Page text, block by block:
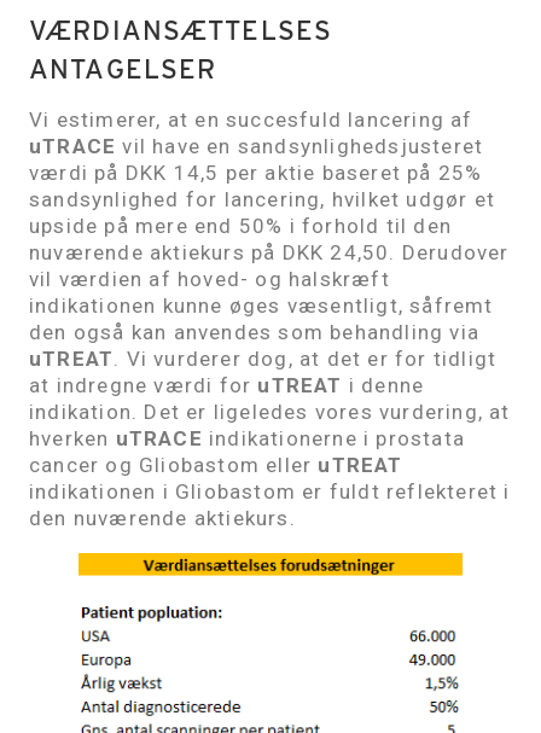
VÆRDIANSÆTTELSES
ANTAGELSER
Vi estimerer, at en succesfuld lancering af
uTRACE vil have en sandsynlighedsjusteret
værdi på DKK 14,5 per aktie baseret på 25%
sandsynlighed for lancering, hvilket udgør et
upside på mere end 50% i forhold til den
nuværende aktiekurs på DKK 24,50. Derudover
vil værdien af hoved- og halskræft
indikationen kunne øges væsentligt, såfremt
den også kan anvendes som behandling via
uTREAT
. Vi vurderer dog, at det er for tidligt
at indregne værdi for uTREAT i denne
indikation. Det er ligeledes vores vurdering, at
hverken uTRACE indikationerne i prostata
cancer og Gliobastom eller uTREAT
indikationen i Gliobastom er fuldt reflekteret i
den nuværende aktiekurs.